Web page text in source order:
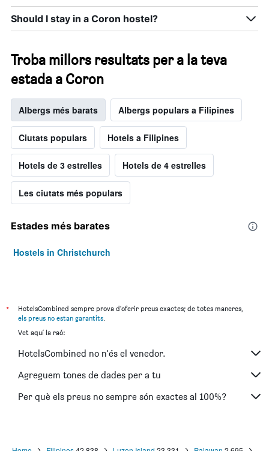
Should I stay in a Coron hostel?
Troba millors resultats per a la teva
estada a Coron
Albergs més barats Albergs populars a Filipines
Ciutats populars Hotels a Filipines
Hotels de 3 estrelles Hotels de 4 estrelles
Les ciutats més populars
Estades més barates
Hostels in Christchurch
*
HotelsCombined sempre prova d'oferir preus exactes; de totes maneres,
els preus no estan garantits.
Vet aquí la raó:
HotelsCombined no n'és el venedor.
Agreguem tones de dades per a tu
Per què els preus no sempre són exactes al 100%?